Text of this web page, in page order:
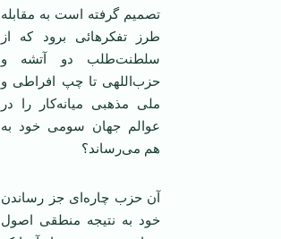
تصميم گرفته است به مقابله
طرز تفكرهائی برود كه از
سلطنت‌طلب دو آتشه و
حزب‌اللهی تا چپ افراطی و
ملی مذهبی ميانه‌كار را در
عوالم جهان سومی ‌خود به
هم می‌رساند؟
آن حزب چاره‌ای جز رساندن
خود به نتيجه منطقی اصول